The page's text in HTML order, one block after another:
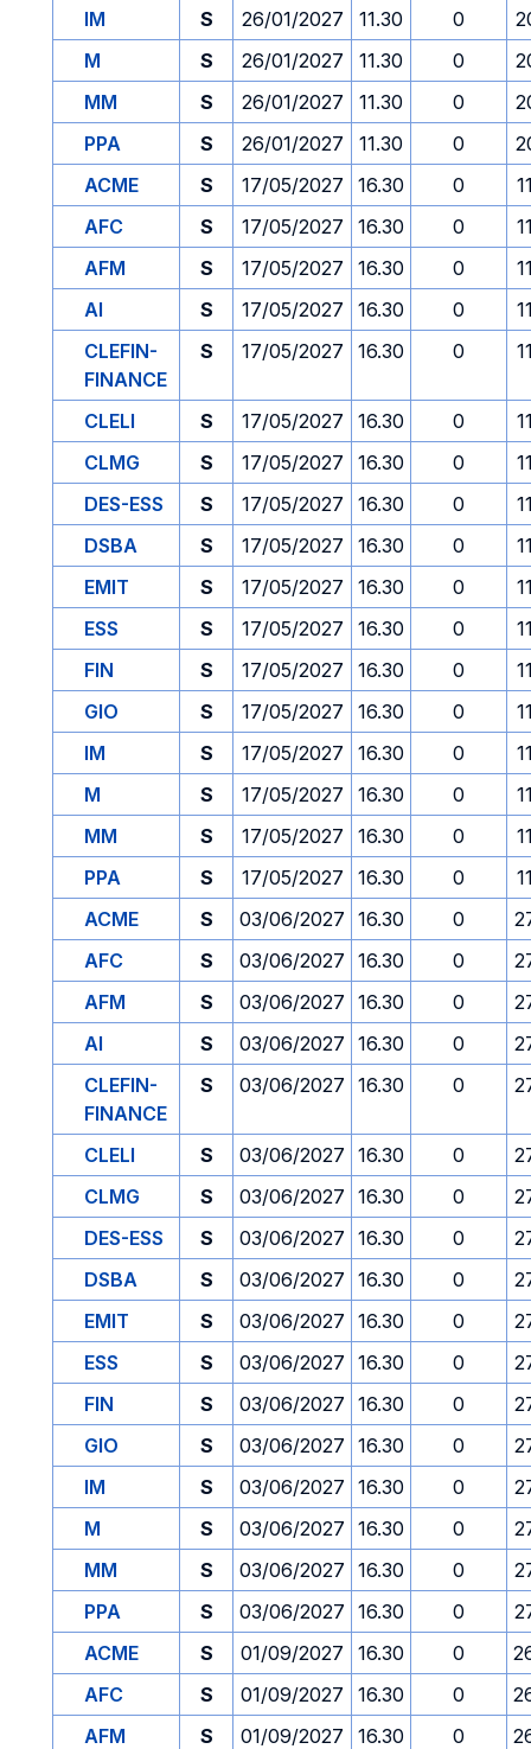
IM S 26/01/2027 11.30 0
M
S 26/01/2027 11.30 0
MM
S 26/01/2027 11.30 0
PPA
S 26/01/2027 11.30 0
ACME
S 17/05/2027 16.30 0
AFC
S 17/05/2027 16.30 0
AFM
S 17/05/2027 16.30 0
AI
S 17/05/2027 16.30 0
CLEFIN-
FINANCE
S 17/05/2027 16.30 0
CLELI S 17/05/2027 16.30 0
CLMG
S 17/05/2027 16.30 0
DES-ESS
S 17/05/2027 16.30 0
DSBA
S 17/05/2027 16.30 0
EMIT
S 17/05/2027 16.30 0
ESS
S 17/05/2027 16.30 0
FIN
S 17/05/2027 16.30 0
GIO
S 17/05/2027 16.30 0
IM
S 17/05/2027 16.30 0
M
S 17/05/2027 16.30 0
MM
S 17/05/2027 16.30 0
PPA
S 17/05/2027 16.30 0
ACME
S 03/06/2027 16.30 0
AFC
S 03/06/2027 16.30 0
AFM
S 03/06/2027 16.30 0
AI
S 03/06/2027 16.30 0
CLEFIN-
FINANCE
S 03/06/2027 16.30 0
CLELI S 03/06/2027 16.30 0
CLMG
S 03/06/2027 16.30 0
DES-ESS
S 03/06/2027 16.30 0
DSBA
S 03/06/2027 16.30 0
EMIT
S 03/06/2027 16.30 0
ESS
S 03/06/2027 16.30 0
FIN
S 03/06/2027 16.30 0
GIO
S 03/06/2027 16.30 0
IM
S 03/06/2027 16.30 0
M
S 03/06/2027 16.30 0
MM
S 03/06/2027 16.30 0
PPA
S 03/06/2027 16.30 0
ACME
S 01/09/2027 16.30 0
AFC
S 01/09/2027 16.30 0
AFM
S 01/09/2027 16.30 0